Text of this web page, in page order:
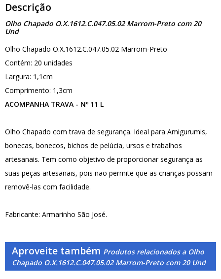
Descrição
Olho Chapado O.X.1612.C.047.05.02 Marrom-Preto com 20
Und
Olho Chapado O.X.1612.C.047.05.02 Marrom-Preto
Contém: 20 unidades
Largura: 1,1cm
Comprimento: 1,3cm
ACOMPANHA TRAVA - Nº 11 L
Olho Chapado com trava de segurança. Ideal para Amigurumis,
bonecas, bonecos, bichos de pelúcia, ursos e trabalhos
artesanais. Tem como objetivo de proporcionar segurança as
suas peças artesanais, pois não permite que as crianças possam
removê-las com facilidade.
Fabricante: Armarinho São José.
Aproveite também Produtos relacionados a Olho
Chapado O.X.1612.C.047.05.02 Marrom-Preto com 20 Und